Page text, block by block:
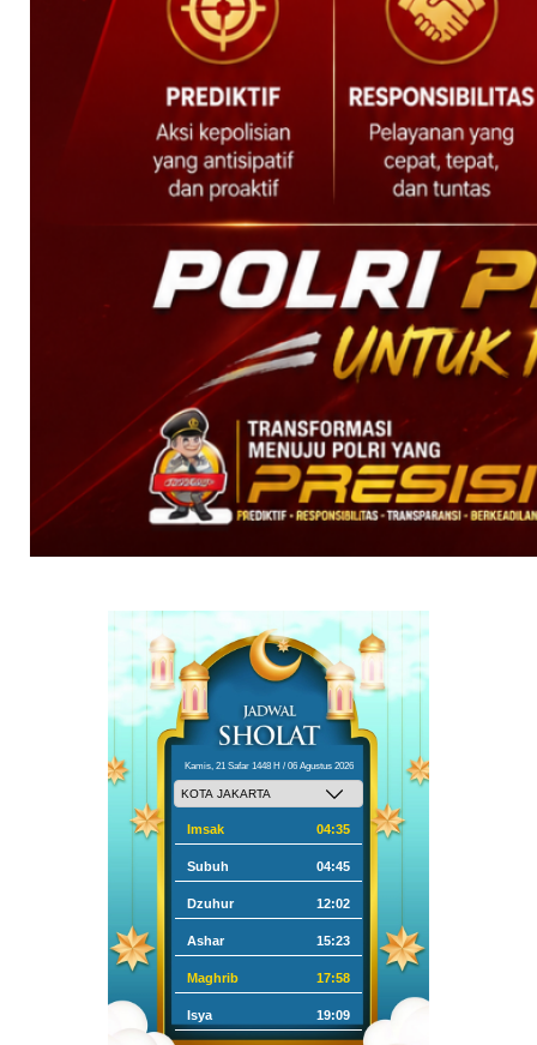
Kamis, 21 Safar 1448 H / 06 Agustus 2026
Imsak 04:35
Subuh 04:45
Dzuhur 12:02
Ashar 15:23
Maghrib 17:58
Isya 19:09